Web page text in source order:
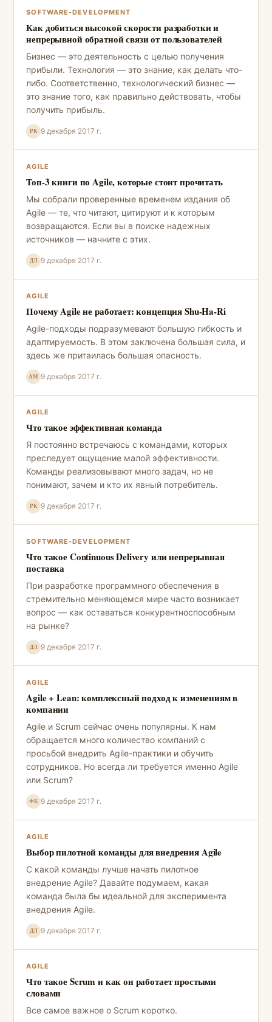
SOFTWARE-DEVELOPMENT
Как добиться высокой скорости разработки и
непрерывной обратной связи от пользователей
Бизнес — это деятельность с целью получения
прибыли. Технология — это знание, как делать что-
либо. Соответственно, технологический бизнес —
это знание того, как правильно действовать, чтобы
получить прибыль.
РК 9 декабря 2017 г.
AGILE
Топ-3 книги по Agile, которые стоит прочитать
Мы собрали проверенные временем издания об
Agile — те, что читают, цитируют и к которым
возвращаются. Если вы в поиске надежных
источников — начните с этих.
ДЛ 9 декабря 2017 г.
AGILE
Почему Agile не работает: концепция Shu-Ha-Ri
Agile-подходы подразумевают большую гибкость и
адаптируемость. В этом заключена большая сила, и
здесь же притаилась большая опасность.
АМ 9 декабря 2017 г.
AGILE
Что такое эффективная команда
Я постоянно встречаюсь с командами, которых
преследует ощущение малой эффективности.
Команды реализовывают много задач, но не
понимают, зачем и кто их явный потребитель.
РК 9 декабря 2017 г.
SOFTWARE-DEVELOPMENT
Что такое Continuous Delivery или непрерывная
поставка
При разработке программного обеспечения в
стремительно меняющемся мире часто возникает
вопрос — как оставаться конкурентноспособным
на рынке?
ДЛ 9 декабря 2017 г.
AGILE
Agile + Lean: комплексный подход к изменениям в
компании
Agile и Scrum сейчас очень популярны. К нам
обращается много количество компаний с
просьбой внедрить Agile-практики и обучить
сотрудников. Но всегда ли требуется именно Agile
или Scrum?
ФК 9 декабря 2017 г.
AGILE
Выбор пилотной команды для внедрения Agile
С какой команды лучше начать пилотное
внедрение Agile? Давайте подумаем, какая
команда была бы идеальной для эксперимента
внедрения Agile.
ДЛ 9 декабря 2017 г.
AGILE
Что такое Scrum и как он работает простыми
словами
Все самое важное о Scrum коротко.